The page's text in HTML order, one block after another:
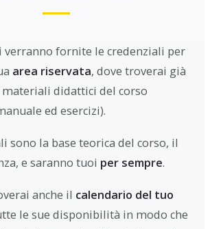
verranno fornite le credenziali per
area riservata, dove troverai già
didattici del corso
ed esercizi).
sono la base teorica del corso, il
e saranno tuoi per sempre.
anche il calendario del tuo
le sue disponibilità in modo che